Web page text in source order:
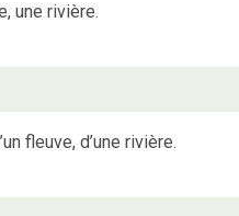
une rivière.
fleuve, d’une rivière.